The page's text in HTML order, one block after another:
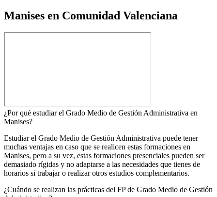
Manises en Comunidad Valenciana
¿Por qué estudiar el Grado Medio de Gestión Administrativa en
Manises?
Estudiar el Grado Medio de Gestión Administrativa puede tener
muchas ventajas en caso que se realicen estas formaciones en
Manises, pero a su vez, estas formaciones presenciales pueden ser
demasiado rígidas y no adaptarse a las necesidades que tienes de
horarios si trabajar o realizar otros estudios complementarios.
¿Cuándo se realizan las prácticas del FP de Grado Medio de Gestión